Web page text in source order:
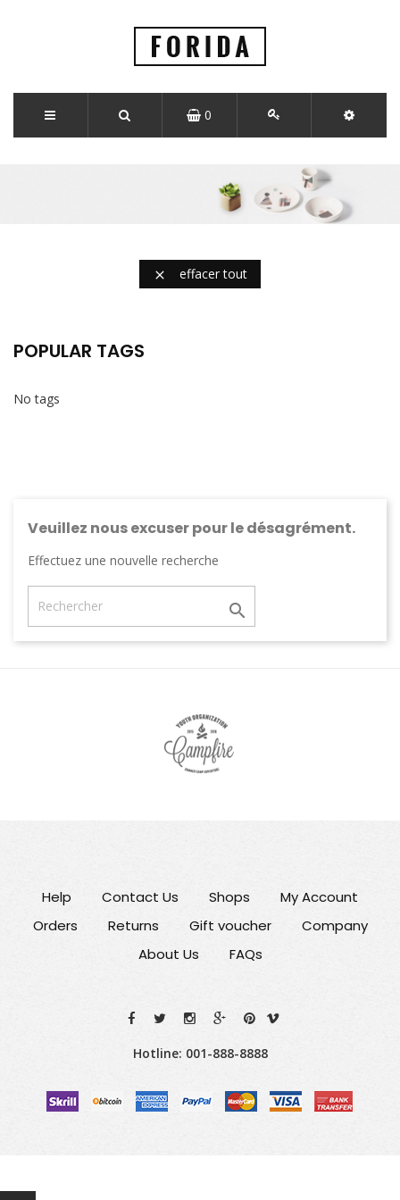
0
 effacer tout
POPULAR TAGS
No tags
Veuillez nous excuser pour le désagrément.
Effectuez une nouvelle recherche

Help Contact Us Shops
My Account
Orders
Returns Gift voucher
Company
About Us
FAQs
Hotline: 001-888-8888